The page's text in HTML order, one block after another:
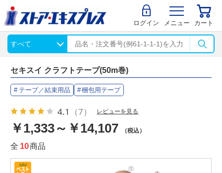
ログイン メニュー カート
セキスイ クラフトテープ(50m巻)
テープ／結束用品 梱包用テープ
4.1 （7） レビューを見る
￥1,333～￥14,107 （税込）
全 10商品